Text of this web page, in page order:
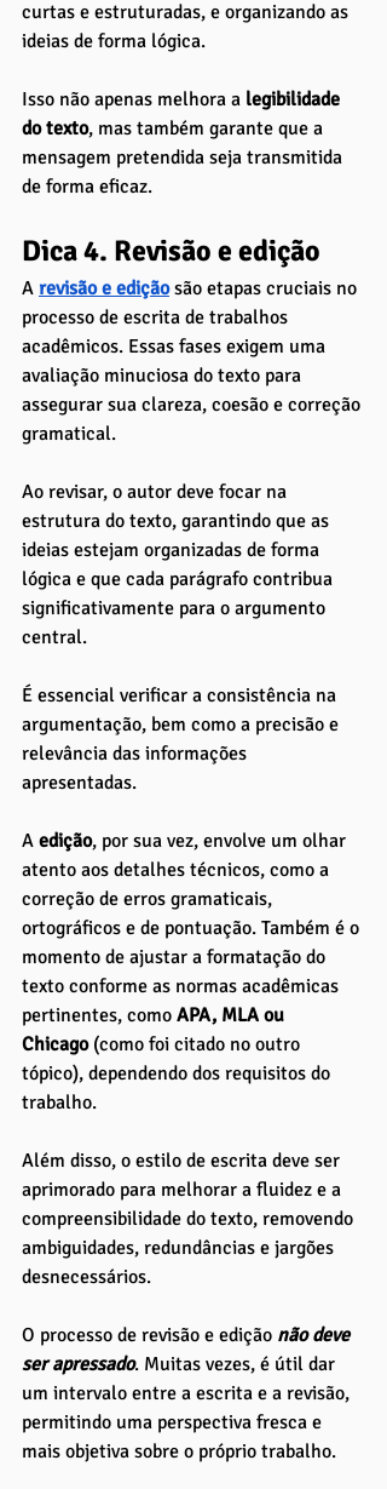
curtas e estruturadas, e organizando as
ideias de forma lógica.
Isso não apenas melhora a legibilidade
do texto, mas também garante que a
mensagem pretendida seja transmitida
de forma eficaz.
Dica 4. Revisão e edição
A revisão e edição são etapas cruciais no
processo de escrita de trabalhos
acadêmicos. Essas fases exigem uma
avaliação minuciosa do texto para
assegurar sua clareza, coesão e correção
gramatical.
Ao revisar, o autor deve focar na
estrutura do texto, garantindo que as
ideias estejam organizadas de forma
lógica e que cada parágrafo contribua
significativamente para o argumento
central.
É essencial verificar a consistência na
argumentação, bem como a precisão e
relevância das informações
apresentadas.
A edição, por sua vez, envolve um olhar
atento aos detalhes técnicos, como a
correção de erros gramaticais,
ortográficos e de pontuação. Também é o
momento de ajustar a formatação do
texto conforme as normas acadêmicas
pertinentes, como APA, MLA ou
Chicago (como foi citado no outro
tópico), dependendo dos requisitos do
trabalho.
Além disso, o estilo de escrita deve ser
aprimorado para melhorar a fluidez e a
compreensibilidade do texto, removendo
ambiguidades, redundâncias e jargões
desnecessários.
O processo de revisão e edição não deve
ser apressado. Muitas vezes, é útil dar
um intervalo entre a escrita e a revisão,
permitindo uma perspectiva fresca e
mais objetiva sobre o próprio trabalho.